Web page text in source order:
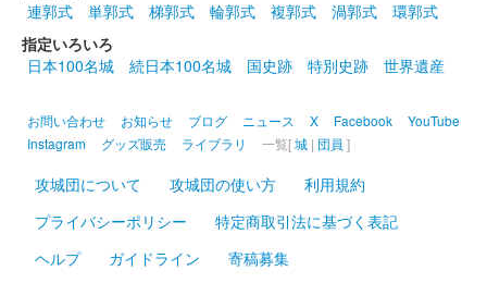
安中城 御城印
異名、井伊直政の嫡男であることから”鬼”の文言が入っている。
安中城 御城印 武田家版
武田家バージョンの御城印。
連郭式
単郭式 梯郭式 輪郭式 複郭式 渦郭式
環郭式
指定いろいろ
日本100名城
続日本100名城 国史跡 特別史跡 世界遺産
お問い合わせ お知らせ ブログ ニュース X Facebook
YouTube
Instagram
グッズ販売 ライブラリ 一覧[城 | 団員 ]
攻城団について 攻城団の使い方
利用規約
プライバシーポリシー
特定商取引法に基づく表記
ヘルプ
ガイドライン
寄稿募集